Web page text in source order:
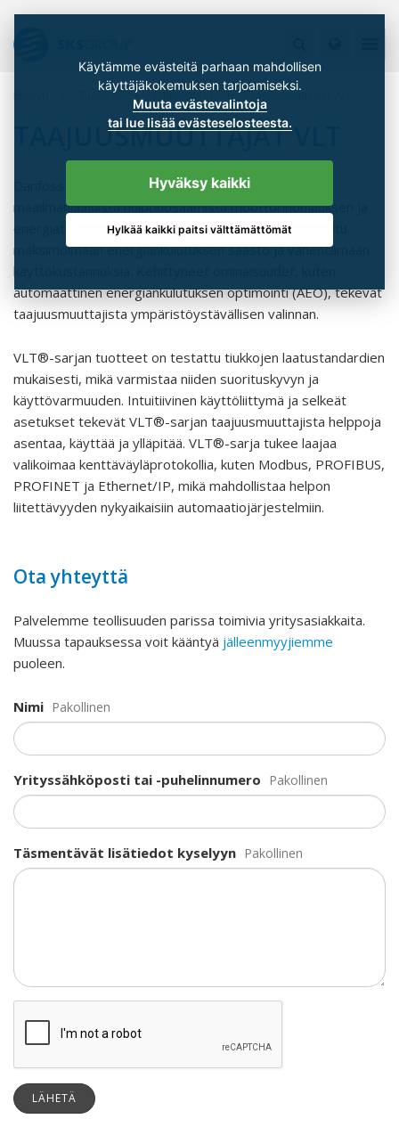
Tuotteet Sähkökäytöt Taajuusmuuttajat VLT
TAAJUUSMUUTTAJAT VLT
Danfoss VLT® -sarjan taajuusmuuttajat edustavat
maailmanlaajuista huippuosaamista moottorinohjauksen ja
energiatehokkuuden saralla. VLT®-sarja on suunniteltu
maksimoimaan energiankulutuksen säästö ja vähentämään
käyttökustannuksia. Kehittyneet ominaisuudet, kuten
automaattinen energiankulutuksen optimointi (AEO), tekevät
taajuusmuuttajista ympäristöystävällisen valinnan.
VLT®-sarjan tuotteet on testattu tiukkojen laatustandardien
mukaisesti, mikä varmistaa niiden suorituskyvyn ja
käyttövarmuuden. Intuitiivinen käyttöliittymä ja selkeät
asetukset tekevät VLT®-sarjan taajuusmuuttajista helppoja
asentaa, käyttää ja ylläpitää. VLT®-sarja tukee laajaa
valikoimaa kenttäväyläprotokollia, kuten Modbus, PROFIBUS,
PROFINET ja Ethernet/IP, mikä mahdollistaa helpon
liitettävyyden nykyaikaisiin automaatiojärjestelmiin.
Ota yhteyttä
Palvelemme teollisuuden parissa toimivia yritysasiakkaita.
Muussa tapauksessa voit kääntyä jälleenmyyjiemme
puoleen.
Nimi Pakollinen
Yrityssähköposti tai -puhelinnumero Pakollinen
Täsmentävät lisätiedot kyselyyn Pakollinen
LÄHETÄ
Käytämme evästeitä parhaan mahdollisen
Muuta evästevalintoja
tai lue lisää evästeselosteesta.
Hyväksy kaikki
Hylkää kaikki paitsi välttämättömät